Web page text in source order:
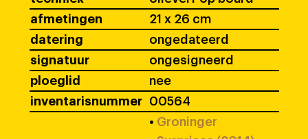
afmetingen
21 x 26 cm
datering
ongedateerd
signatuur
ongesigneerd
ploeglid
nee
inventarisnummer
00564
• Groninger